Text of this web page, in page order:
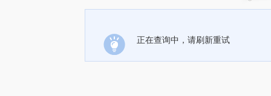
正在查询中，请刷新重试